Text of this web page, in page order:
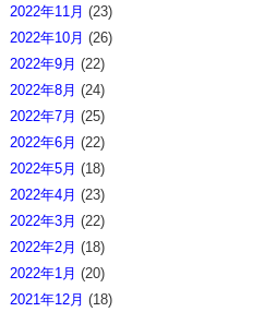
2022年11月 (23)
2022年10月 (26)
2022年9月 (22)
2022年8月 (24)
2022年7月 (25)
2022年6月 (22)
2022年5月 (18)
2022年4月 (23)
2022年3月 (22)
2022年2月 (18)
2022年1月 (20)
2021年12月 (18)